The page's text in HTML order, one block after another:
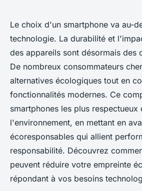
SMARTPHONES
Comparatif
choix les plus
Héloïse•9 octobre 2024•5 min de
Le choix d'un smartphone va au-
technologie. La durabilité et
des appareils sont désormais des
De nombreux consommateurs
alternatives écologiques tout en
fonctionnalités modernes. Ce
smartphones les plus respectueux
l'environnement, en mettant en
écoresponsables qui allient
responsabilité. Découvrez
peuvent réduire votre empreinte
répondant à vos besoins